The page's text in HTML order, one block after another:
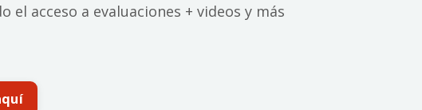
acceso a evaluaciones + videos y más